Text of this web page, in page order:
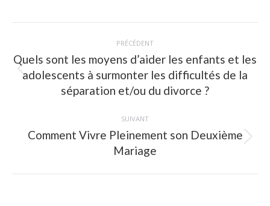
PRÉCÉDENT
Article
précédent
:
Quels sont les moyens d’aider les enfants et les
adolescents à surmonter les difficultés de la
séparation et/ou du divorce ?
SUIVANT
Article
suivant
Comment Vivre Pleinement son Deuxième
Mariage